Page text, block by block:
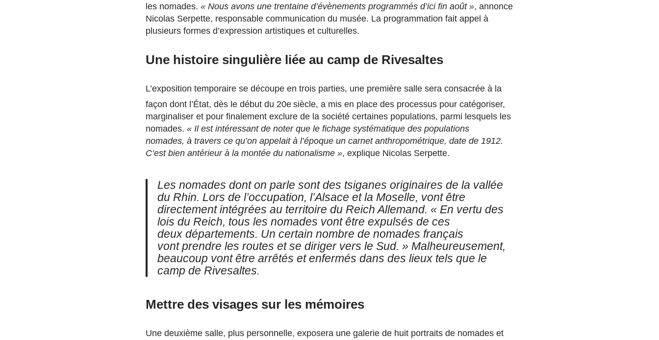
les nomades. « Nous avons une trentaine d’évènements programmés d’ici fin août », annonce
Nicolas Serpette, responsable communication du musée. La programmation fait appel à
plusieurs formes d’expression artistiques et culturelles.
Une histoire singulière liée au camp de Rivesaltes
L’exposition temporaire se découpe en trois parties, une première salle sera consacrée à la
façon dont l’État, dès le début du 20e siècle, a mis en place des processus pour catégoriser,
marginaliser et pour finalement exclure de la société certaines populations, parmi lesquels les
nomades. « Il est intéressant de noter que le fichage systématique des populations
nomades, à travers ce qu’on appelait à l’époque un carnet anthropométrique, date de 1912.
C’est bien antérieur à la montée du nationalisme », explique Nicolas Serpette.
Les nomades dont on parle sont des tsiganes originaires de la vallée
du Rhin. Lors de l’occupation, l’Alsace et la Moselle, vont être
directement intégrées au territoire du Reich Allemand. « En vertu des
lois du Reich, tous les nomades vont être expulsés de ces
deux départements. Un certain nombre de nomades français
vont prendre les routes et se diriger vers le Sud. » Malheureusement,
beaucoup vont être arrêtés et enfermés dans des lieux tels que le
camp de Rivesaltes.
Mettre des visages sur les mémoires
Une deuxième salle, plus personnelle, exposera une galerie de huit portraits de nomades et